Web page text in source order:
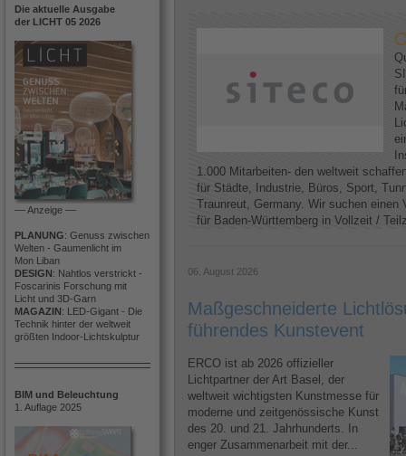
Die aktuelle Ausgabe
der LICHT 05 2026
–– Anzeige ––
PLANUNG: Genuss zwischen
Welten - Gaumenlicht im
Mon Liban
DESIGN: Nahtlos verstrickt -
Foscarinis Forschung mit
Licht und 3D-Garn
MAGAZIN: LED-Gigant - Die
Technik hinter der weltweit
größten Indoor-Lichtskulptur
BIM und Beleuchtung
1. Auflage 2025
1.000 Mitarbeiten- den weltweit
für Städte, Industrie, Büros, Sport,
Traunreut, Germany. Wir suchen einen
für Baden-Württemberg in Vollzeit /
06. August 2026
Maßgeschneiderte
führendes Kunstevent
ERCO ist ab 2026 offizieller
Lichtpartner der Art Basel, der
weltweit wichtigsten Kunstmesse für
moderne und zeitgenössische Kunst
des 20. und 21. Jahrhunderts. In
enger Zusammenarbeit mit der...